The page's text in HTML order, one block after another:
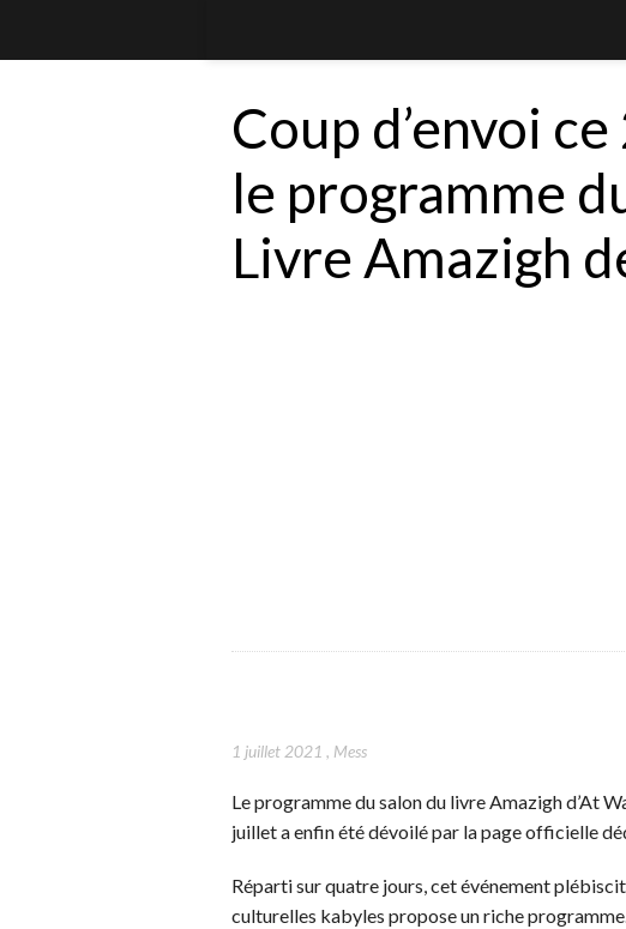
Coup d’envoi
le programme
Livre Amazigh
1 juillet 2021 , Mess
Le programme du salon du livre Amazigh d’At
juillet a enfin été dévoilé par la page officielle
Réparti sur quatre jours, cet événement
culturelles kabyles propose un riche